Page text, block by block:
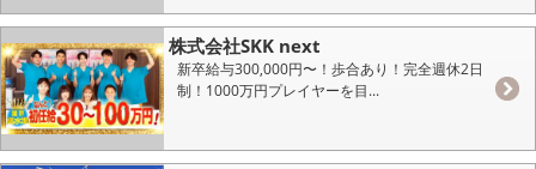
株式会社SKK next
新卒給与300,000円〜！歩合あり！完全週休2日
制！1000万円プレイヤーを目...